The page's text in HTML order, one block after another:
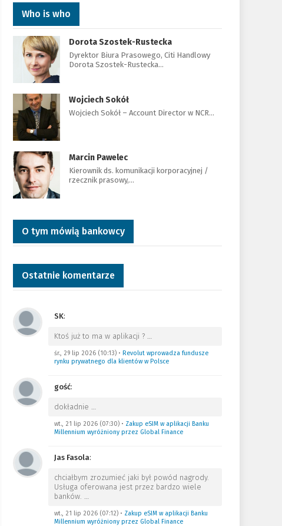
Who is who
Dorota Szostek-Rustecka
Dyrektor Biura Prasowego, Citi Handlowy
Dorota Szostek-Rustecka…
Wojciech Sokół
Wojciech Sokół – Account Director w NCR…
Marcin Pawelec
Kierownik ds. komunikacji korporacyjnej /
rzecznik prasowy,…
O tym mówią bankowcy
Ostatnie komentarze
SK:
Ktoś już to ma w aplikacji ? …
śr., 29 lip 2026 (10:13)• Revolut wprowadza fundusze
rynku prywatnego dla klientów w Polsce
gość:
dokładnie …
wt., 21 lip 2026 (07:30)• Zakup eSIM w aplikacji Banku
Millennium wyróżniony przez Global Finance
Jas Fasola:
chciałbym zrozumieć jaki był powód nagrody.
Usługa oferowana jest przez bardzo wiele
banków. …
wt., 21 lip 2026 (07:12)• Zakup eSIM w aplikacji Banku
Millennium wyróżniony przez Global Finance